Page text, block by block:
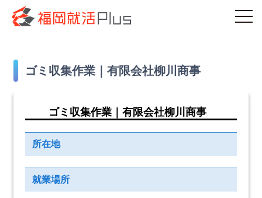
ゴミ収集作業｜有限会社柳川商事
ゴミ収集作業｜有限会社柳川商事
所在地
就業場所